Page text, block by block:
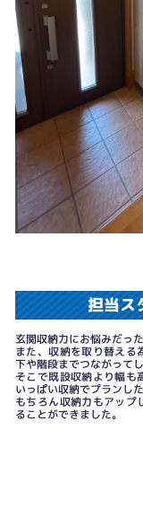
担当ス
玄関収納力にお悩みだった
また、収納を取り替える
下や階段までつながって
そこで既設収納より幅も
いっぱい収納でプランし
もちろん収納力もアップ
ることができました。